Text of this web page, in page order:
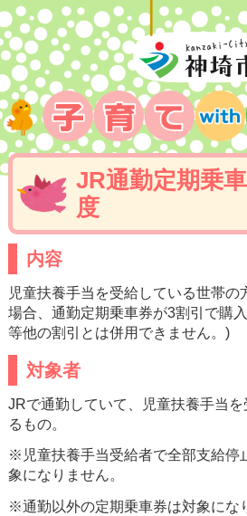
JR通勤定期乗
度
内容
児童扶養手当を受給している世帯の
場合、通勤定期乗車券が3割引で購
等他の割引とは併用できません。)
対象者
JRで通勤していて、児童扶養手当
るもの。
※児童扶養手当受給者で全部支給停
象になりません。
※通勤以外の定期乗車券は対象にな